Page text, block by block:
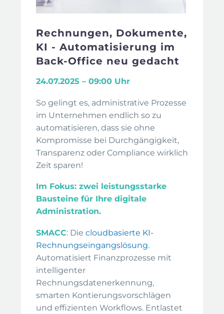
Rechnungen, Dokumente,
KI - Automatisierung im
Back-Office neu gedacht
24.07.2025 – 09:00 Uhr
So gelingt es, administrative Prozesse
im Unternehmen endlich so zu
automatisieren, dass sie ohne
Kompromisse bei Durchgängigkeit,
Transparenz oder Compliance wirklich
Zeit sparen!
Im Fokus: zwei leistungsstarke
Bausteine für Ihre digitale
Administration.
SMACC: Die cloudbasierte KI-
Rechnungseingangslösung.
Automatisiert Finanzprozesse mit
intelligenter
Rechnungsdatenerkennung,
smarten Kontierungsvorschlägen
und effizienten Workflows. Entlastet